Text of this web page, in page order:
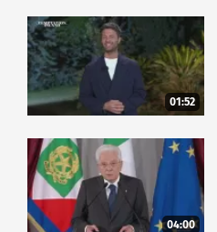
01:52
04:00